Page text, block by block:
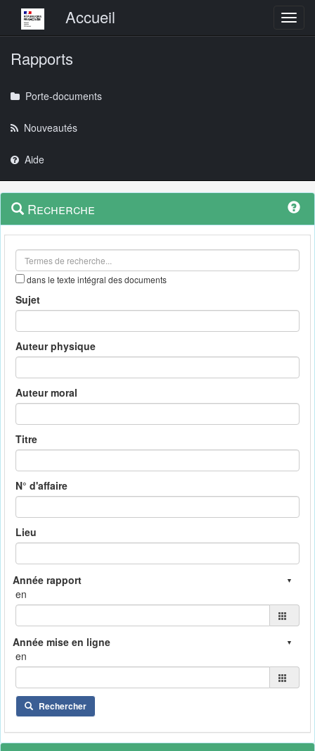
Menu principalAccueil
Rapports
Porte-documents
Nouveautés
Aide
Navigation
outils
Menu
contextuel
Recherche
dans le texte intégral des documents
Sujet
Auteur physique
Auteur moral
Titre
N° d'affaire
Lieu
en
en
Rechercher